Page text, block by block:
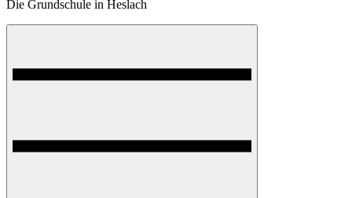
Die Grundschule in Heslach